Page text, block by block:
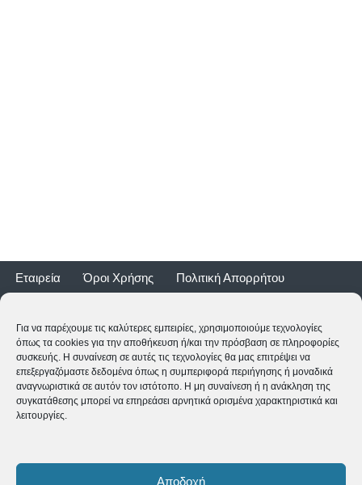
Για να παρέχουμε τις καλύτερες εμπειρίες, χρησιμοποιούμε τεχνολογίες
όπως τα cookies για την αποθήκευση ή/και την πρόσβαση σε πληροφορίες
συσκευής. Η συναίνεση σε αυτές τις τεχνολογίες θα μας επιτρέψει να
επεξεργαζόμαστε δεδομένα όπως η συμπεριφορά περιήγησης ή μοναδικά
αναγνωριστικά σε αυτόν τον ιστότοπο. Η μη συναίνεση ή η ανάκληση της
συγκατάθεσης μπορεί να επηρεάσει αρνητικά ορισμένα χαρακτηριστικά και
λειτουργίες.
Αποδοχή
Εταιρεία Όροι Χρήσης
Πολιτική Απορρήτου